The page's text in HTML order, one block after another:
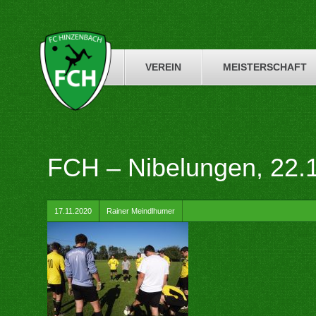
VEREIN MEISTERSCHAFT
FCH – Nibelungen,
17.11.2020 Rainer Meindlhumer